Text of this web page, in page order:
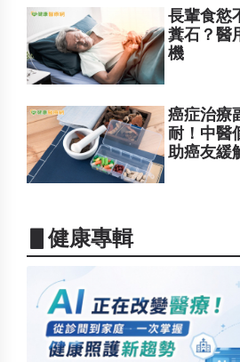
長輩食慾
糞石？醫
機
癌症治療
耐！中醫
助癌友緩
▋健康專輯